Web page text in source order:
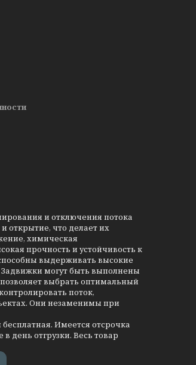
и отключения потока
открытие, что делает их
химическая
прочность и устойчивость к
выдерживать высокие
могут быть выполнены
выбрать оптимальный
поток,
Они незаменимы при
Имеется отсрочка
день отгрузки. Весь товар